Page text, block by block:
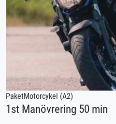
PaketMotorcykel (A2)
1st Manövrering 50 min